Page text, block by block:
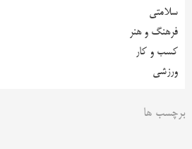
سلامتی
فرهنگ و هنر
کسب و کار
ورزشی
برچسب ها